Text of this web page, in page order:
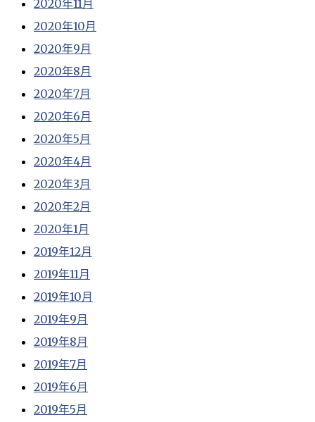
2020年11月
2020年10月
2020年9月
2020年8月
2020年7月
2020年6月
2020年5月
2020年4月
2020年3月
2020年2月
2020年1月
2019年12月
2019年11月
2019年10月
2019年9月
2019年8月
2019年7月
2019年6月
2019年5月